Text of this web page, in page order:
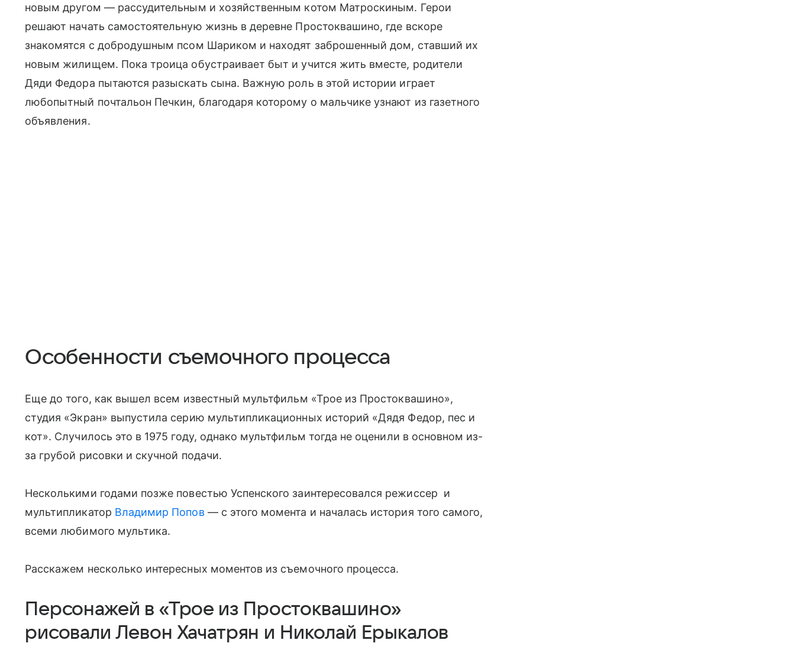
новым другом — рассудительным и хозяйственным котом Матроскиным. Герои
решают начать самостоятельную жизнь в деревне Простоквашино, где вскоре
знакомятся с добродушным псом Шариком и находят заброшенный дом, ставший их
новым жилищем. Пока троица обустраивает быт и учится жить вместе, родители
Дяди Федора пытаются разыскать сына. Важную роль в этой истории играет
любопытный почтальон Печкин, благодаря которому о мальчике узнают из газетного
объявления.
Особенности съемочного процесса
Еще до того, как вышел всем известный мультфильм «Трое из Простоквашино»,
студия «Экран» выпустила серию мультипликационных историй «Дядя Федор, пес и
кот». Случилось это в 1975 году, однако мультфильм тогда не оценили в основном из-
за грубой рисовки и скучной подачи.
Несколькими годами позже повестью Успенского заинтересовался режиссер и
мультипликатор Владимир Попов— с этого момента и началась история того самого,
всеми любимого мультика.
Расскажем несколько интересных моментов из съемочного процесса.
Персонажей в «Трое из Простоквашино»
рисовали Левон Хачатрян и Николай Ерыкалов